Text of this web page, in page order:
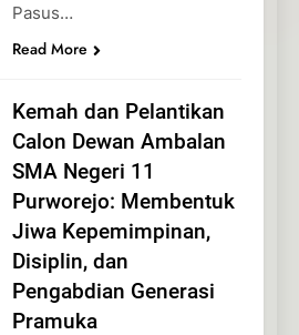
Pasus…
Read More
Kemah dan Pelantikan
Calon Dewan Ambalan
SMA Negeri 11
Purworejo: Membentuk
Jiwa Kepemimpinan,
Disiplin, dan
Pengabdian Generasi
Pramuka